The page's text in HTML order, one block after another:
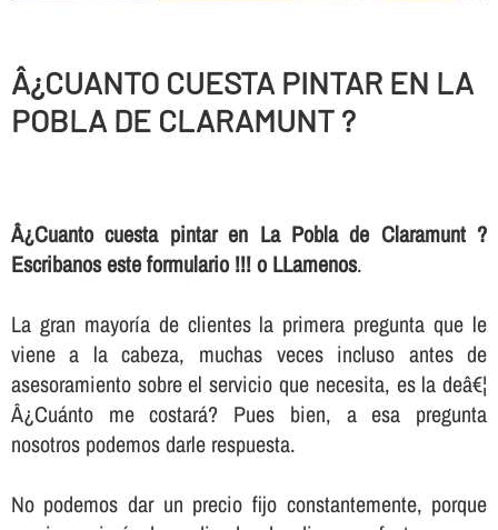
Â¿CUANTO CUESTA PINTAR EN LA
POBLA DE CLARAMUNT ?
Â¿Cuanto cuesta pintar en La Pobla de Claramunt ?
Escribanos este formulario !!! o LLamenos.
La gran mayorí­a de clientes la primera pregunta que le
viene a la cabeza, muchas veces incluso antes de
asesoramiento sobre el servicio que necesita, es la deâ€¦
Â¿Cuánto me costará? Pues bien, a esa pregunta
nosotros podemos darle respuesta.
No podemos dar un precio fijo constantemente, porque